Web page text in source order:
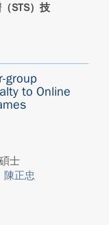
STS）技
group
to Online
士
陳正忠